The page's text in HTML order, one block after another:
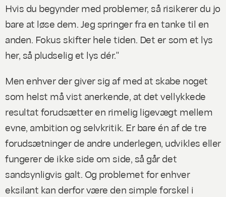
Hvis du begynder med problemer, så risikerer du jo
bare at løse dem. Jeg springer fra en tanke til en
anden. Fokus skifter hele tiden. Det er som et lys
her, så pludselig et lys dér."
Men enhver der giver sig af med at skabe noget
som helst må vist anerkende, at det vellykkede
resultat forudsætter en rimelig ligevægt mellem
evne, ambition og selvkritik. Er bare én af de tre
forudsætninger de andre underlegen, udvikles eller
fungerer de ikke side om side, så går det
sandsynligvis galt. Og problemet for enhver
eksilant kan derfor være den simple forskel i